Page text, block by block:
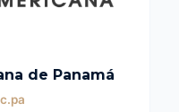
de Panamá